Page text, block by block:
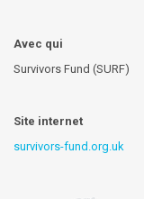
Avec qui
Survivors Fund (SURF)
Site internet
survivors-fund.org.uk